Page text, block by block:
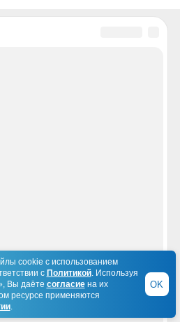
cookie с использованием
с Политикой. Используя
Вы даёте согласиена их
ресурсе применяются
.
OK